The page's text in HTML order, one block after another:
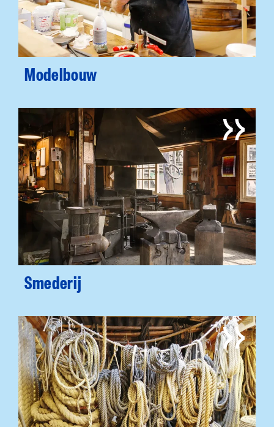
Modelbouw
Smederij